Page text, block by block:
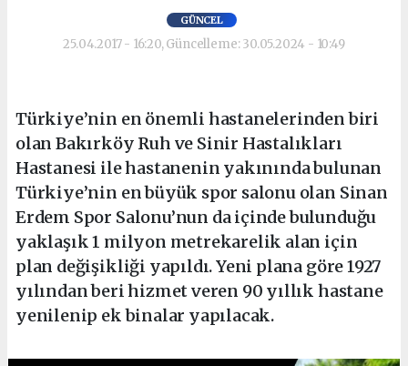
GÜNCEL
25.04.2017 - 16:20, Güncelleme: 30.05.2024 - 10:49
Türkiye’nin en önemli hastanelerinden biri
olan Bakırköy Ruh ve Sinir Hastalıkları
Hastanesi ile hastanenin yakınında bulunan
Türkiye’nin en büyük spor salonu olan Sinan
Erdem Spor Salonu’nun da içinde bulunduğu
yaklaşık 1 milyon metrekarelik alan için
plan değişikliği yapıldı. Yeni plana göre 1927
yılından beri hizmet veren 90 yıllık hastane
yenilenip ek binalar yapılacak.